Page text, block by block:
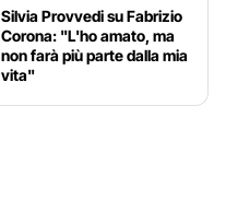
Silvia Provvedi su Fabrizio
Corona: "L'ho amato, ma
non farà più parte dalla mia
vita"